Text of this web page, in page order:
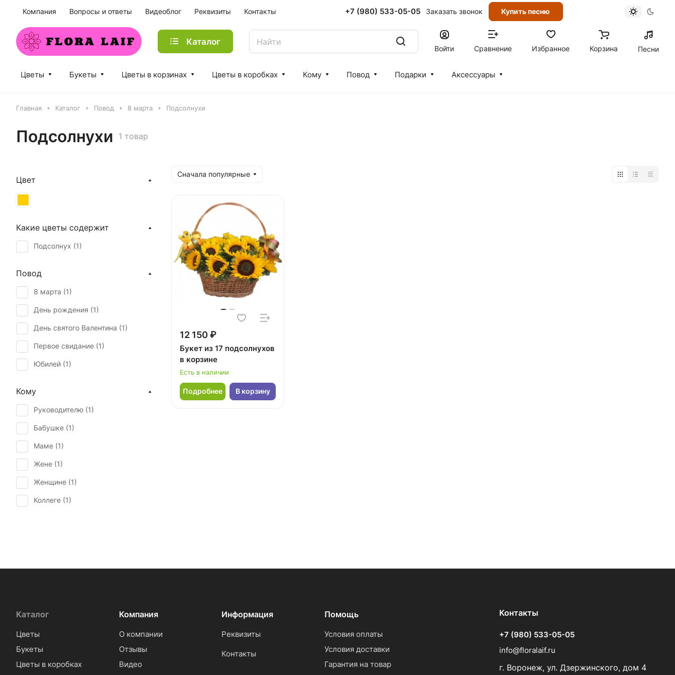
Компания Вопросы и ответы Видеоблог Реквизиты Контакты +7 (980) 533-05-05 Заказать звонок Купить песню
Каталог
Войти Сравнение Избранное Корзина Песни
Цветы Букеты Цветы в корзинах Цветы в коробках Кому Повод Подарки Аксессуары
Главная Каталог Повод 8 марта Подсолнухи
Подсолнухи 1 товар
Сначала популярные
12 150 ₽
Букет из 17 подсолнухов
в корзине
Есть в наличии
Подробнее В корзину
Цвет
Какие цветы содержит
Подсолнух (1)
Повод
8 марта (1)
День рождения (1)
День святого Валентина (1)
Первое свидание (1)
Юбилей (1)
Кому
Руководителю (1)
Бабушке (1)
Маме (1)
Жене (1)
Женщине (1)
Коллеге (1)
Каталог
Цветы
Букеты
Цветы в коробках
Компания
О компании
Отзывы
Видео
Информация
Реквизиты
Контакты
Помощь
Условия оплаты
Условия доставки
Гарантия на товар
Контакты
+7 (980) 533-05-05
info@floralaif.ru
г. Воронеж, ул. Дзержинского, дом 4